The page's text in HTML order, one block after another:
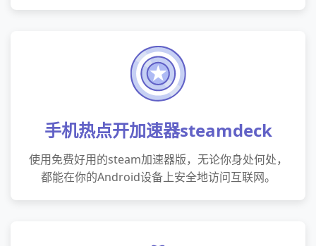
手机热点开加速器steamdeck
使用免费好用的steam加速器版，无论你身处何处，
都能在你的Android设备上安全地访问互联网。